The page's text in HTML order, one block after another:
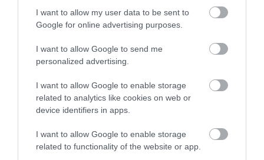
I want to allow my user data to be sent to
Google for online advertising purposes.
I want to allow Google to send me
personalized advertising.
I want to allow Google to enable storage
related to analytics like cookies on web or
device identifiers in apps.
I want to allow Google to enable storage
related to functionality of the website or app.
BLAHALOUISIANA KONCERTJÉT IS
LÁTHA...
2026. augusztus 10
MIKÉNT LEHETÜNK TUDATOSABBAK A
MINDENNAPOKBAN?
2026. augusztus 10| Promóció